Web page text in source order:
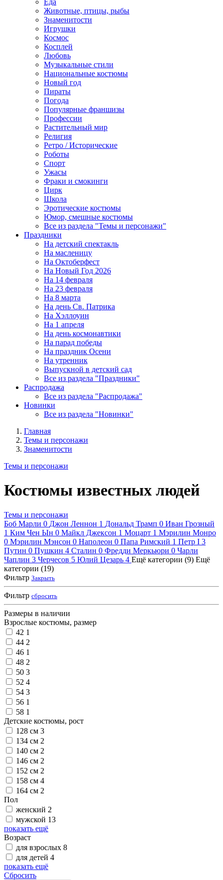
Еда
Животные, птицы, рыбы
Знаменитости
Игрушки
Космос
Косплей
Любовь
Музыкальные стили
Национальные костюмы
Новый год
Пираты
Погода
Популярные франшизы
Профессии
Растительный мир
Религия
Ретро / Исторические
Роботы
Спорт
Ужасы
Фраки и смокинги
Цирк
Школа
Эротические костюмы
Юмор, смешные костюмы
Все из раздела "Темы и персонажи"
Праздники
На детский спектакль
На масленицу
На Октоберфест
На Новый Год 2026
На 14 февраля
На 23 февраля
На 8 марта
На день Св. Патрика
На Хэллоуин
На 1 апреля
На день космонавтики
На парад победы
На праздник Осени
На утренник
Выпускной в детский сад
Все из раздела "Праздники"
Распродажа
Все из раздела "Распродажа"
Новинки
Все из раздела "Новинки"
Главная
Темы и персонажи
Знаменитости
Темы и персонажи
Костюмы известных людей
Темы и персонажи
Боб Марли 0 Джон Леннон 1 Дональд Трамп 0 Иван Грозный
1 Ким Чен Ын 0 Майкл Джексон 1 Моцарт 1 Мэрилин Монро
0 Мэрилин Мэнсон 0 Наполеон 0 Папа Римский 1 Петр I 3
Путин 0 Пушкин 4 Сталин 0 Фредди Меркьюри 0 Чарли
Чаплин 3 Черчесов 5 Юлий Цезарь 4 Ещё категории (9) Ещё
категории (19)
Фильтр Закрыть
Фильтр сбросить
Размеры в наличии
Взрослые костюмы, размер
42 1
44 2
46 1
48 2
50 3
52 4
54 3
56 1
58 1
Детские костюмы, рост
128 см 3
134 см 2
140 см 2
146 см 2
152 см 2
158 см 4
164 см 2
Пол
женский 2
мужской 13
показать ещё
Возраст
для взрослых 8
для детей 4
показать ещё
Сбросить